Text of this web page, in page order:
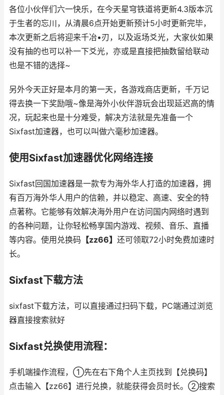
各位小伙伴们六一快乐，在今天星穹铁道将更新4.3版本沉
于生者的忘川，从清晨6点开始更新预计5小时更新完毕，
本次更新之后将迎来千冶•刃，以及返场爻光，大家伙如果
没有抽的也可以补一下爻光，亦或是直接把抽数留给联动
也是不错的选择~
另外今天正好是本月的第一天，各游戏商店更新，千万记
得去换一下奖励哦~像是海外小伙伴游玩会出现延迟高的情
况，玩起来也是十分难受，解决方法就是先准备一个
Sixfast加速器，也可以叫做六毫秒加速器。
使用Sixfast加速器优化网络连接
Sixfast回国加速器是一款专为海外华人打造的加速器，拥
有百万海外华人用户的信赖，并以稳定、高速、安全的特
点著称。它能够有效解决海外用户在访问国内网络时遇到
的各种问题，让你轻松畅享国内游戏、视频、音乐、直播
等内容。使用兑换码 【zz66】 还可领取72小时免费加速时
长。
Sixfast下载方法
sixfast下载方法，可以直接通过扫码下载，PC端通过浏览
器直接搜索就好
Sixfast兑换使用流程：
手机端操作流程，①先在右下角个人主页找到【兑换码】
点击输入【zz66】进行兑换，就能获得会员时长。②搜索